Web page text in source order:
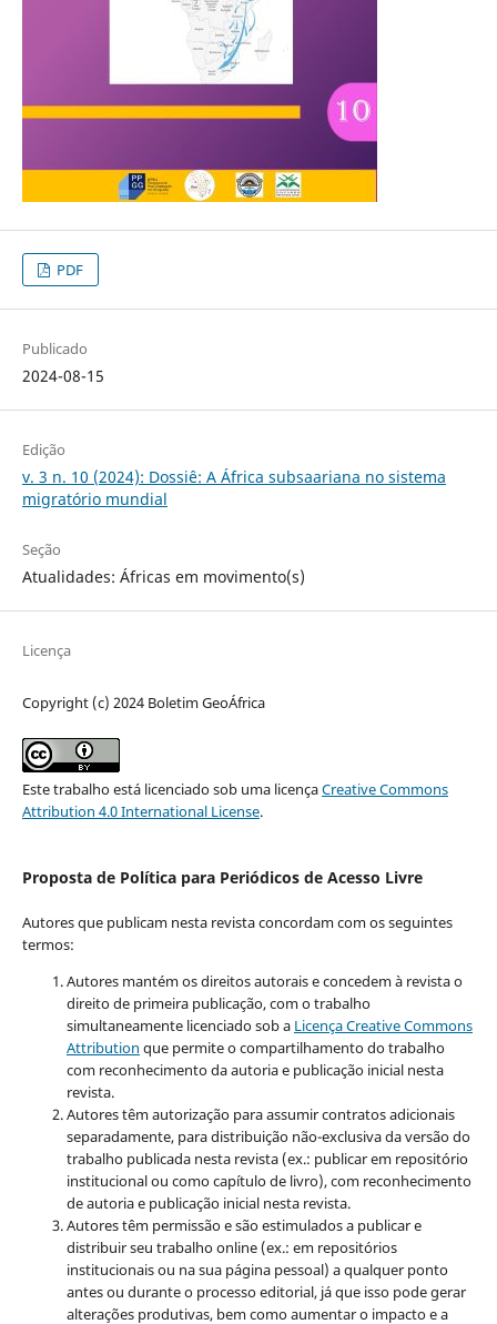
PDF
Publicado
2024-08-15
Edição
v. 3 n. 10 (2024): Dossiê: A África subsaariana no sistema
migratório mundial
Seção
Atualidades: Áfricas em movimento(s)
Licença
Copyright (c) 2024 Boletim GeoÁfrica
Este trabalho está licenciado sob uma licençaCreative Commons
Attribution 4.0 International License.
Proposta de Política para Periódicos de Acesso Livre
Autores que publicam nesta revista concordam com os seguintes
termos:
Autores mantém os direitos autorais e concedem à revista o
direito de primeira publicação, com o trabalho
simultaneamente licenciado sob a Licença Creative Commons
Attribution que permite o compartilhamento do trabalho
com reconhecimento da autoria e publicação inicial nesta
revista.
Autores têm autorização para assumir contratos adicionais
separadamente, para distribuição não-exclusiva da versão do
trabalho publicada nesta revista (ex.: publicar em repositório
institucional ou como capítulo de livro), com reconhecimento
de autoria e publicação inicial nesta revista.
Autores têm permissão e são estimulados a publicar e
distribuir seu trabalho online (ex.: em repositórios
institucionais ou na sua página pessoal) a qualquer ponto
antes ou durante o processo editorial, já que isso pode gerar
alterações produtivas, bem como aumentar o impacto e a